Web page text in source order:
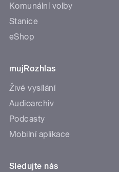
Komunální volby
Stanice
eShop
mujRozhlas
Živé vysílání
Audioarchiv
Podcasty
Mobilní aplikace
Sledujte nás